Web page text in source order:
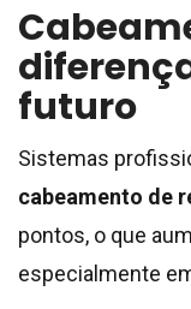
futuro
Sistemas
cabeamento de
pontos, o que
especialmente